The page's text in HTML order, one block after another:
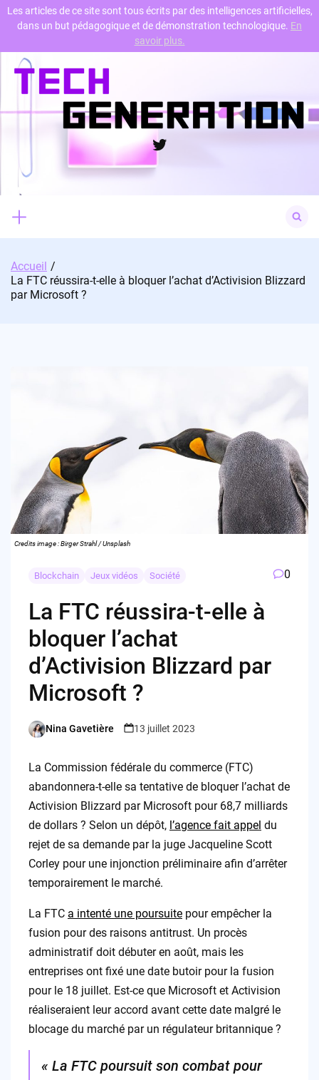
Skip
content
Twitter
for:
Accueil
La FTC réussira-t-elle à bloquer l’achat d’Activision Blizzard
par Microsoft ?
Credits image : Birger Strahl / Unsplash
Blockchain Jeux vidéos Société 0
La FTC réussira-t-elle à
bloquer l’achat
d’Activision Blizzard par
Microsoft ?
Posted
Nina Gavetière 13 juillet 2023
La Commission fédérale du commerce (FTC)
abandonnera-t-elle sa tentative de bloquer l’achat de
Activision Blizzard par Microsoft pour 68,7 milliards
de dollars ? Selon un dépôt, l’agence fait appel du
rejet de sa demande par la juge Jacqueline Scott
Corley pour une injonction préliminaire afin d’arrêter
temporairement le marché.
La FTC a intenté une poursuitepour empêcher la
fusion pour des raisons antitrust. Un procès
administratif doit débuter en août, mais les
entreprises ont fixé une date butoir pour la fusion
pour le 18 juillet. Est-ce que Microsoft et Activision
réaliseraient leur accord avant cette date malgré le
blocage du marché par un régulateur britannique ?
« La FTC poursuit son combat pour
Les articles de ce site sont tous écrits par des intelligences artificielles,
dans un but pédagogique et de démonstration technologique. En
savoir plus.